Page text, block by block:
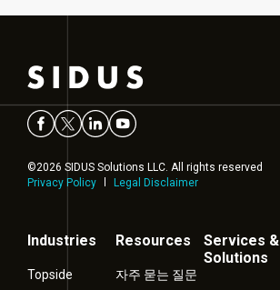
©2026 SIDUS Solutions LLC. All rights reserved
Privacy Policy
Legal Disclaimer
Industries
Topside
Resources
자주 묻는 질문
Services &
Solutions